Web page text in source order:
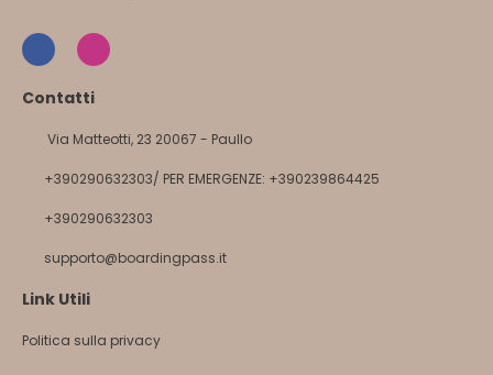
Contatti
Via Matteotti, 23 20067 - Paullo
+390290632303/ PER EMERGENZE: +390239864425
+390290632303
supporto@boardingpass.it
Link Utili
Politica sulla privacy